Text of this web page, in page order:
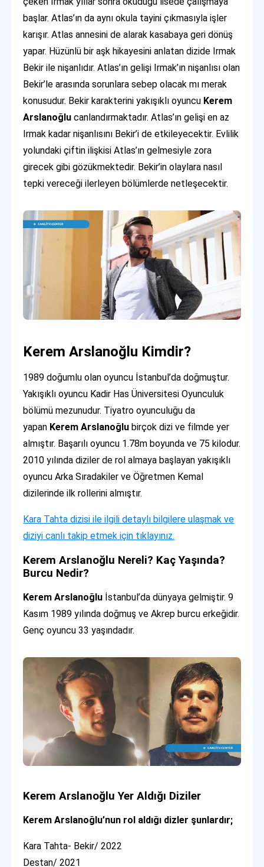
başlar. Atlas’ın da aynı okula tayini çıkmasıyla işler
karışır. Atlas annesini de alarak kasabaya geri dönüş
yapar. Hüzünlü bir aşk hikayesini anlatan dizide Irmak
Bekir ile nişanlıdır. Atlas’ın gelişi Irmak’ın nişanlısı olan
Bekir’le arasında sorunlara sebep olacak mı merak
konusudur. Bekir karakterini yakışıklı oyuncu Kerem
Arslanoğlu canlandırmaktadır. Atlas’ın gelişi en az
Irmak kadar nişanlısını Bekir’i de etkileyecektir. Evlilik
yolundaki çiftin ilişkisi Atlas’ın gelmesiyle zora
girecek gibi gözükmektedir. Bekir’in olaylara nasıl
tepki vereceği ilerleyen bölümlerde netleşecektir.
Kerem Arslanoğlu Kimdir?
1989 doğumlu olan oyuncu İstanbul’da doğmuştur.
Yakışıklı oyuncu Kadir Has Üniversitesi Oyunculuk
bölümü mezunudur. Tiyatro oyunculuğu da
yapan Kerem Arslanoğlu birçok dizi ve filmde yer
almıştır. Başarılı oyuncu 1.78m boyunda ve 75 kilodur.
2010 yılında diziler de rol almaya başlayan yakışıklı
oyuncu Arka Sıradakiler ve Öğretmen Kemal
dizilerinde ilk rollerini almıştır.
Kara Tahta dizisi ile ilgili detaylı bilgilere ulaşmak ve
diziyi canlı takip etmek için tıklayınız.
Kerem Arslanoğlu Nereli? Kaç Yaşında?
Burcu Nedir?
Kerem Arslanoğlu İstanbul’da dünyaya gelmiştir. 9
Kasım 1989 yılında doğmuş ve Akrep burcu erkeğidir.
Genç oyuncu 33 yaşındadır.
Kerem Arslanoğlu Yer Aldığı Diziler
Kerem Arslanoğlu’nun rol aldığı dizler şunlardır;
Kara Tahta- Bekir/ 2022
Destan/ 2021